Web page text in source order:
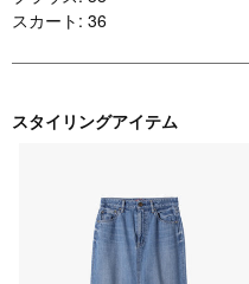
スカート: 36
スタイリングアイテム